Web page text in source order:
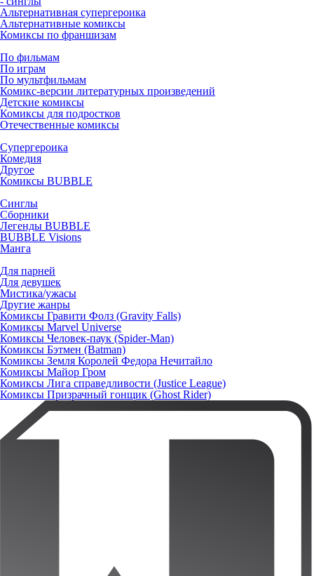
Альтернативная супергероика
Альтернативные комиксы
Комиксы по франшизам
По фильмам
По играм
По мультфильмам
Комикс-версии литературных произведений
Детские комиксы
Комиксы для подростков
Отечественные комиксы
Супергероика
Комедия
Другое
Комиксы BUBBLE
Синглы
Сборники
Легенды BUBBLE
BUBBLE Visions
Манга
Для парней
Для девушек
Мистика/ужасы
Другие жанры
Комиксы Гравити Фолз (Gravity Falls)
Комиксы Marvel Universe
Комиксы Человек-паук (Spider-Man)
Комиксы Бэтмен (Batman)
Комиксы Земля Королей Федора Нечитайло
Комиксы Майор Гром
Комиксы Лига справедливости (Justice League)
Комиксы Призрачный гонщик (Ghost Rider)